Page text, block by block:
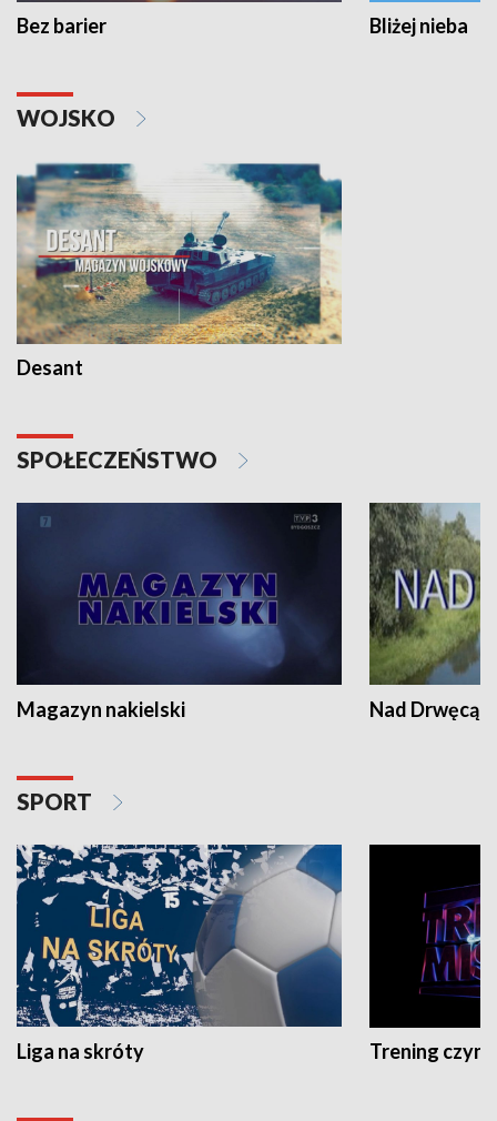
Bez barier Bliżej nieba
WOJSKO
Desant
SPOŁECZEŃSTWO
Magazyn nakielski Nad Drwęcą
SPORT
Liga na skróty Trening czyni